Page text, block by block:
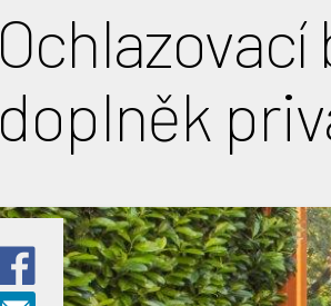
Ochlazovací
doplněk